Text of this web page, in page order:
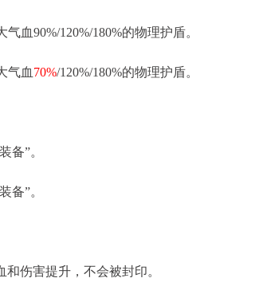
血90%/120%/180%的物理护盾。
气血 70%/120%/180%的物理护盾。
备”。
备”。
和伤害提升，不会被封印。